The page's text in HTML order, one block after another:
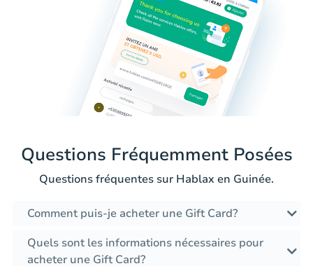
Questions Fréquemment Posées
Questions fréquentes sur Hablax en Guinée.
Comment puis-je acheter une Gift Card?
Quels sont les informations nécessaires pour
acheter une Gift Card?